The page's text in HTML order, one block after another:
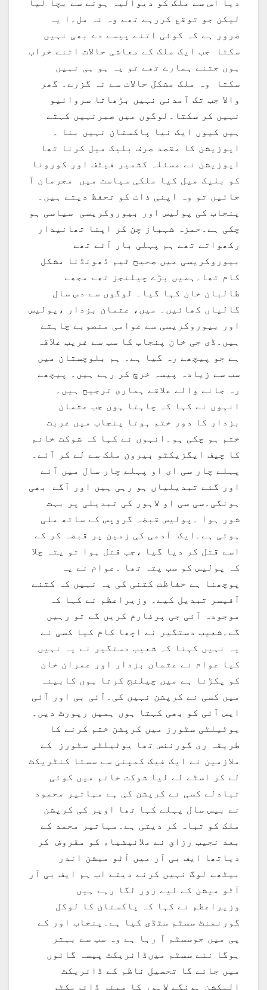
لیکن جو توقع کررہے تھے وہ نہ مل۔ا یہ
ضرور ہے کہ کوئی اتنے پیسے دے بھی نہیں
سکتا جب ایک ملک کے معاشی حالات اتنے خراب
ہوں جتنے ہمارے تھے تو یہ ہو ہی نہیں
سکتا وہ ملک مشکل حالات سے نہ گزرے۔ گھر
والا جب تک آمدنی نہیں بڑھاتا سروائیو
نہیں کر سکتا۔لوگوں میں صبرنہیں کہتے
ہیں کیوں ایک نیا پاکستان نہیں بنا ۔
اپوزیشن کا مقصد صرف بلیک میل کرنا تھا
اپوزیشن نے مسئلہ کشمیر فیٹف اور کورونا
کو بلیک میل کیا ملکی سیاست میں مجرمان آ
جائیں تو وہ اپنی ذات کو تحفظ دیتے ہیں۔
پنجاب کی پولیس اور بیوروکریسی سیاسی ہو
چکی ہے۔حمزہ شہباز چن کر اپنا تھانیدار
رکھواتے تھے ہم پہلی بار آئے تھے
بیوروکریسی میں صحیح ٹیم ڈھونڈنا مشکل
کام تھا۔ہمیں بڑے چیلنجز تھے مجھے
طالبان خان کہا گیا۔ لوگوں سے دس سال
گالیاں کھائیں۔ میں، عثمان بزدار ،پولیس
اور بیوروکریسی سے عوامی منصوبے چاہتے
ہیں۔ڈی جی خان پنجاب کا سب سے غریب علاقہ
ہے جو پیچھے رہ گیا ہے۔ ہم بلوچستان میں
سب سے زیادہ پیسہ خرچ کر رہے ہیں۔ پیچھے
رہ جانے والے علاقے ہماری ترجیح ہیں۔
انہوں نے کہا کہ چاہتا ہوں جب عثمان
بزدار کا دور ختم ہوتا پنجاب میں غربت
ختم ہو چکی ہو۔انہوں نے کہا کہ شوکت خانم
کا چیف ایگزیکٹو بیرون ملک سے لے کر آئے۔
پہلے چار سی ای او پہلے چار سال میں آئے
اور گئے تبدیلیاں ہو رہی ہیں اور آگے بھی
ہونگی۔سی سی او لاہور کی تبدیلی پر بہت
شور ہوا ۔پولیس قبضہ گروپس کے ساتھ ملی
ہوئی ہے۔ایک آدمی کی زمین پر قبضہ کر کے
اسے قتل کر دیا گیا ،جب قتل ہوا تو پتہ چلا
کہ پولیس کو سب پتہ تھا ۔عوام نے یہ
پوچھنا ہے حفاظت کتنی کی یہ نہیں کہ کتنے
آفیسر تبدیل کیے۔ وزیراعظم نے کہا کہ
موجودہ آئی جی پرفارم کریں گے تو رہیں
گے۔شعیب دستگیر نے اچھا کام کیا کسی نے
یہ نہیں کہنا کہ شعیب دستگیر نے یہ نہیں
کیا عوام نے عثمان بزدار اور عمران خان
کو پکڑنا ہے میں چیلنج کرتا ہوں کابینہ
میں کسی نے کرپشن نہیں کی۔آئی بی اور آئی
ایس آئی کو بھی کہتا ہوں ہمیں رپورٹ دیں۔
یوٹیلٹی سٹورز میں کرپشن ختم کرنے کا
طریقہ ری گورننس تھا یوٹیلٹی سٹورز کے
ملازمین نے ایک فیک کمپنی سے سستا کنٹریکٹ
لے کر اسٹے لے لیا شوکت خاتم میں کوئی
تبادلے کسی نے کرپشن کی ہے مہاتیر محمود
نے بیس سال پہلے کہا تھا اوپر کی کرپشن
ملک کو تباہ کر دیتی ہے۔مہاتیر محمد کے
بعد نجیب رزاق نے ملائیشیاء کو مقروض کر
دیاتھا ایف بی آر میں آٹو میشن اندر
بیٹھے لوگ نہیں کرنے دیتے اب ہم ایف بی آر
آٹو میشن کے لیے زور لگا رہے ہیں
وزیراعظم نے کہا کہ پاکستان کا لوکل
گورنمنٹ سسٹم سٹڈی کیا ہے۔پنجاب اور کے
پی میں جوسسٹم آ رہا ہے وہ سب سے بہتر
ہوگا نئے سسٹم میںڈائریکٹ پیسہ گائوں
میں جائے گا تحصیل ناظم کے ڈائریکٹ
الیکشن ہونگے لاہور کا میئر ڈائریکٹر